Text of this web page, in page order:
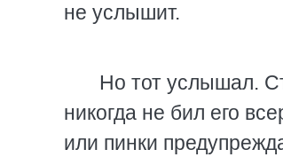
не услышит.
Но тот услышал.
никогда не бил его
или пинки